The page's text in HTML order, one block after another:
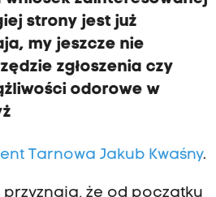
strony jest już
my jeszcze nie
zgłoszenia czy
odorowe w
Tarnowa Jakub Kwaśny.
przyznają, że od początku